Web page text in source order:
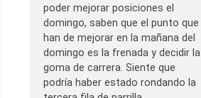
poder mejorar posiciones el
domingo, saben que el punto que
han de mejorar en la mañana del
domingo es la frenada y decidir la
goma de carrera. Siente que
podría haber estado rondando la